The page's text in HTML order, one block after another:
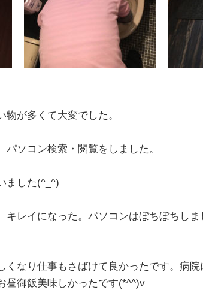
物が多くて大変でした。
パソコン検索・閲覧をしました。
ました(^_^)
キレイになった。パソコンはぼちぼちし
くなり仕事もさばけて良かったです。病
昼御飯美味しかったです(*^^)v